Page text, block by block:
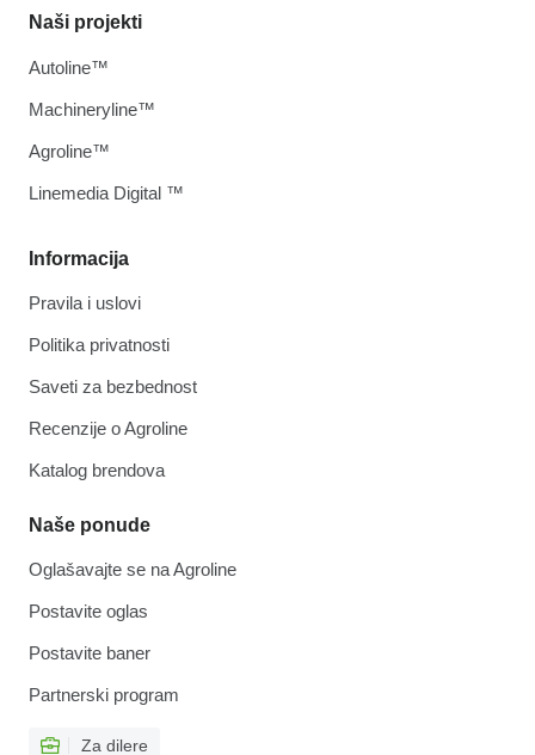
Informacija
Pravila i uslovi
Politika privatnosti
Saveti za bezbednost
Recenzije o Agroline
Katalog brendova
Naše ponude
Oglašavajte se na Agroline
Postavite oglas
Postavite baner
Partnerski program
Za dilere
Naši projekti
Autoline™
Machineryline™
Agroline™
Linemedia Digital ™